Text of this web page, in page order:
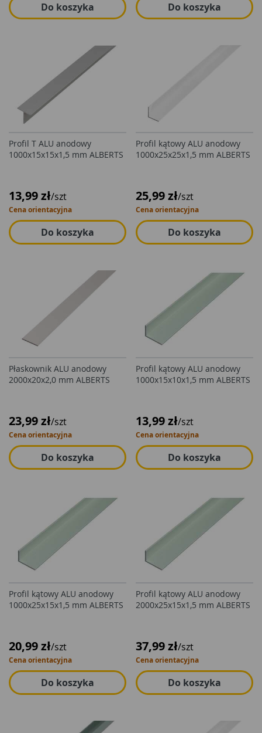
Do koszyka Do koszyka
Profil T ALU anodowy
1000x15x15x1,5 mm ALBERTS
13,99 zł/szt
Cena orientacyjna
Do koszyka
Profil kątowy ALU anodowy
1000x25x25x1,5 mm ALBERTS
25,99 zł/szt
Cena orientacyjna
Do koszyka
Płaskownik ALU anodowy
2000x20x2,0 mm ALBERTS
23,99 zł/szt
Cena orientacyjna
Do koszyka
Profil kątowy ALU anodowy
1000x15x10x1,5 mm ALBERTS
13,99 zł/szt
Cena orientacyjna
Do koszyka
Profil kątowy ALU anodowy
1000x25x15x1,5 mm ALBERTS
20,99 zł/szt
Cena orientacyjna
Do koszyka
Profil kątowy ALU anodowy
2000x25x15x1,5 mm ALBERTS
37,99 zł/szt
Cena orientacyjna
Do koszyka